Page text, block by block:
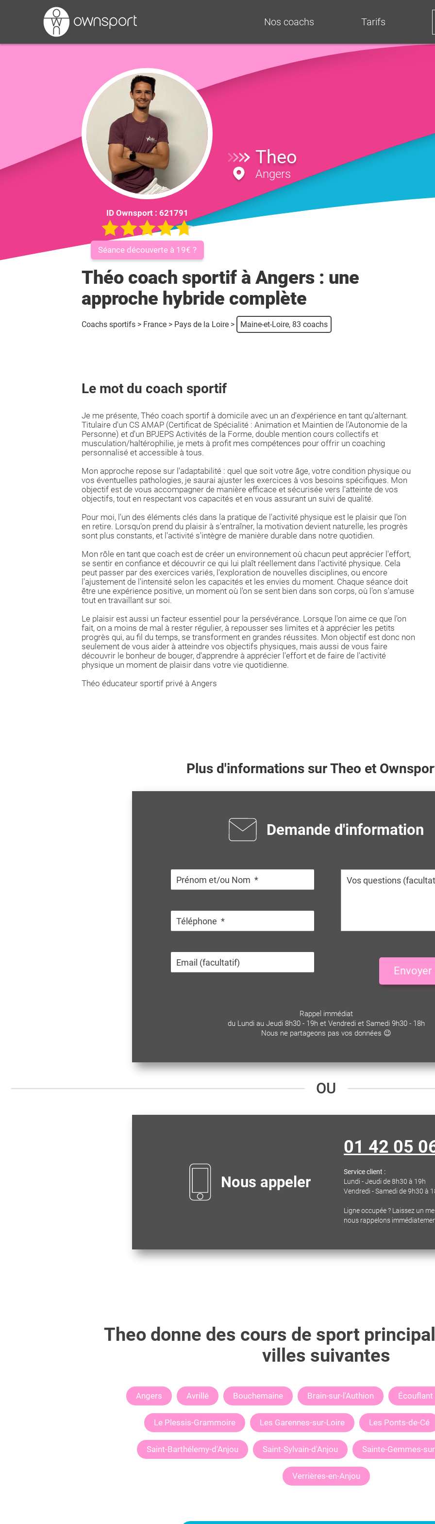
Nos coachs Tarifs
ID Ownsport : 621791
Séance découverte à 19€ ?
Theo
Angers
Théo coach sportif à Angers : une
approche hybride complète
Coachs sportifs > France > Pays de la Loire > Maine-et-Loire, 83 coachs
Le mot du coach sportif
Je me présente, Théo coach sportif à domicile avec un an d'expérience en tant qu'alternant.
Titulaire d'un CS AMAP (Certificat de Spécialité : Animation et Maintien de l’Autonomie de la
Personne) et d'un BPJEPS Activités de la Forme, double mention cours collectifs et
musculation/haltérophilie, je mets à profit mes compétences pour offrir un coaching
personnalisé et accessible à tous.
Mon approche repose sur l'adaptabilité : quel que soit votre âge, votre condition physique ou
vos éventuelles pathologies, je saurai ajuster les exercices à vos besoins spécifiques. Mon
objectif est de vous accompagner de manière efficace et sécurisée vers l'atteinte de vos
objectifs, tout en respectant vos capacités et en vous assurant un suivi de qualité.
Pour moi, l'un des éléments clés dans la pratique de l'activité physique est le plaisir que l'on
en retire. Lorsqu'on prend du plaisir à s'entraîner, la motivation devient naturelle, les progrès
sont plus constants, et l'activité s'intègre de manière durable dans notre quotidien.
Mon rôle en tant que coach est de créer un environnement où chacun peut apprécier l'effort,
se sentir en confiance et découvrir ce qui lui plaît réellement dans l'activité physique. Cela
peut passer par des exercices variés, l'exploration de nouvelles disciplines, ou encore
l'ajustement de l'intensité selon les capacités et les envies du moment. Chaque séance doit
être une expérience positive, un moment où l'on se sent bien dans son corps, où l'on s'amuse
tout en travaillant sur soi.
Le plaisir est aussi un facteur essentiel pour la persévérance. Lorsque l'on aime ce que l'on
fait, on a moins de mal à rester régulier, à repousser ses limites et à apprécier les petits
progrès qui, au fil du temps, se transforment en grandes réussites. Mon objectif est donc non
seulement de vous aider à atteindre vos objectifs physiques, mais aussi de vous faire
découvrir le bonheur de bouger, d'apprendre à apprécier l'effort et de faire de l'activité
physique un moment de plaisir dans votre vie quotidienne.
Théo éducateur sportif privé à Angers
Plus d'informations surTheo et
Demande d'information
Envoyer
Rappel immédiat
du Lundi au Jeudi 8h30 - 19h et Vendredi et Samedi 9h30 - 18h
Nous ne partageons pas vos données 😉
OU
Nous appeler
01 42 05
Service client :
Lundi - Jeudi de 8h30 à 19h
Vendredi - Samedi de 9h30 à
Ligne occupée ? Laissez un
nous rappelons
Theo donne des cours de sport
villes suivantes
Angers Avrillé Bouchemaine Brain-sur-l'Authion Écouflant
Le Plessis-Grammoire Les Garennes-sur-Loire Les Ponts-de-Cé
Saint-Barthélemy-d'Anjou Saint-Sylvain-d'Anjou Sainte-Gemmes-
Verrières-en-Anjou